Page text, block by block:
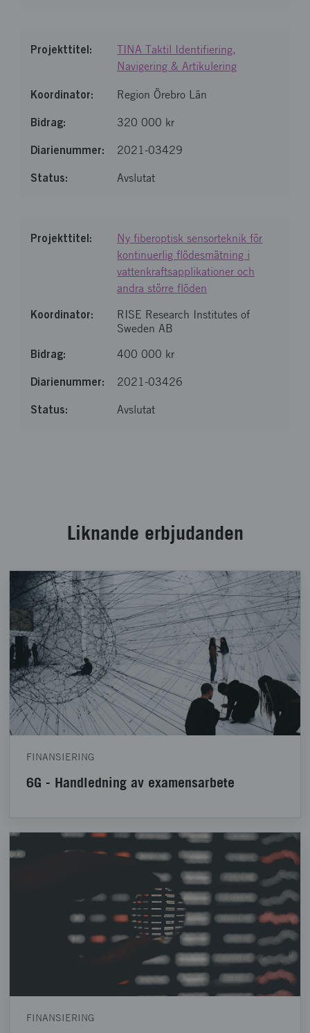
TINA Taktil Identifiering,
Navigering & Artikulering
Region Örebro Län
320 000 kr
2021-03429
Avslutat
Ny fiberoptisk sensorteknik för
kontinuerlig flödesmätning i
vattenkraftsapplikationer och
andra större flöden
RISE Research Institutes of
Sweden AB
400 000 kr
2021-03426
Avslutat
Liknande erbjudanden
FINANSIERING
6G - Handledning av examensarbete
FINANSIERING